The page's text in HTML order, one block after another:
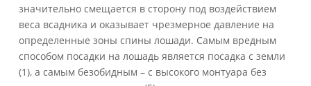
значительно смещается в сторону под воздействием
веса всадника и оказывает чрезмерное давление на
определенные зоны спины лошади. Самым вредным
способом посадки на лошадь является посадка с земли
(1), а самым безобидным – с высокого монтуара без